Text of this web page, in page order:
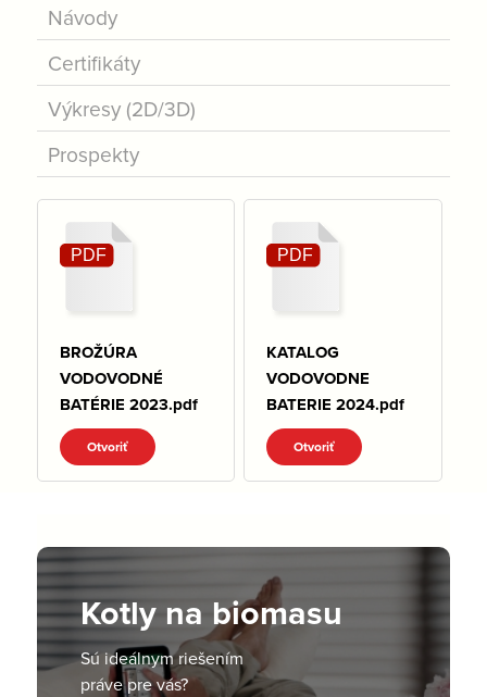
Návody
Certifikáty
Výkresy (2D/3D)
Prospekty
BROŽÚRA
VODOVODNÉ
BATÉRIE 2023.pdf
Otvoriť
KATALOG
VODOVODNE
BATERIE 2024.pdf
Otvoriť
Kotly na biomasu
Sú ideálnym riešením
práve pre vás?